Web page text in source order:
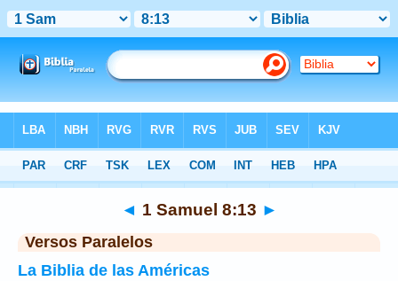
>1 Samuel Capítulo 8 > Verso 13
◄ 1 Samuel 8:13 ►
Versos Paralelos
La Biblia de las Américas